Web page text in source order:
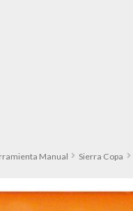
Manual Sierra Copa